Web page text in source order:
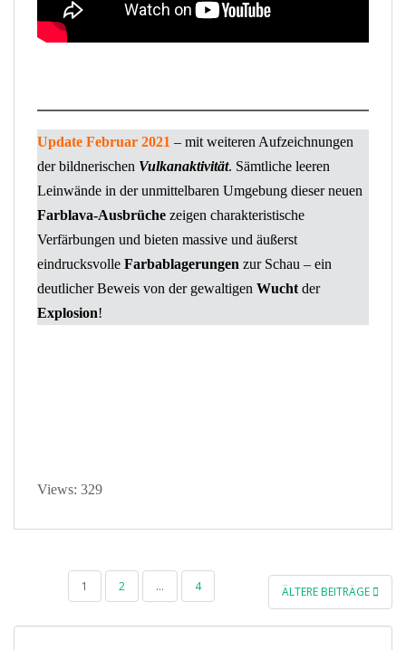
Update Februar 2021 – mit weiteren Aufzeichnungen
der bildnerischen Vulkanaktivität. Sämtliche leeren
Leinwände in der unmittelbaren Umgebung dieser neuen
Farblava-Ausbrüche zeigen charakteristische
Verfärbungen und bieten massive und äußerst
eindrucksvolle Farbablagerungen zur Schau – ein
deutlicher Beweis von der gewaltigen Wucht der
Explosion!
Views: 329
SEITENNUMMERIERUNG
BEITRÄGE
1 2 … 4 ÄLTERE BEITRÄGE